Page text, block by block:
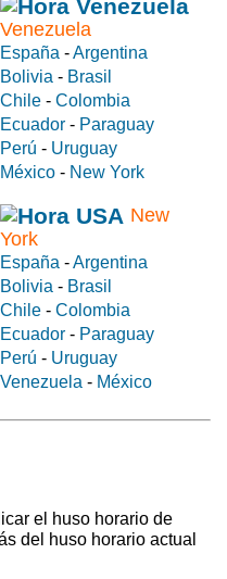
Venezuela
España -Argentina
Bolivia - Brasil
Chile - Colombia
Ecuador - Paraguay
Perú - Uruguay
México - New York
New
York
España -Argentina
Bolivia - Brasil
Chile - Colombia
Ecuador - Paraguay
Perú - Uruguay
Venezuela - México
el huso horario de
del huso horario actual